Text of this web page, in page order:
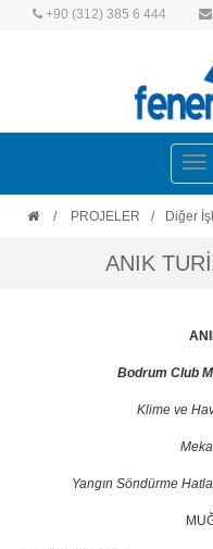
+90 (312) 385 6 444
/ PROJELER / Diğer
ANIK
Bodrum Club
Klime ve
Yangın Söndürme